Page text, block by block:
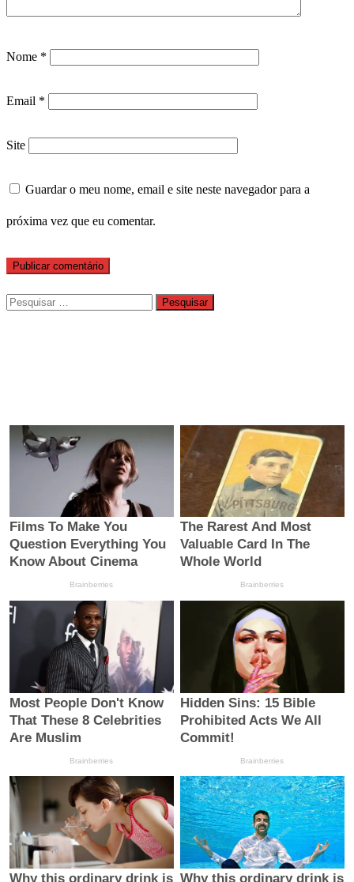
Nome *
Email *
Site
Guardar o meu nome, email e site neste navegador para a
próxima vez que eu comentar.
Pesquisar
por: